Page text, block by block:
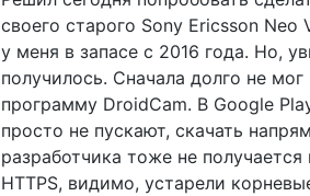
своего старого Sony Ericsson Neo
у меня в запасе с 2016 года. Но,
получилось. Сначала долго не мог
программу DroidCam. В Google
просто не пускают, скачать
разработчика тоже не
HTTPS, видимо, устарели